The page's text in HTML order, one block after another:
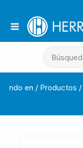
ndo en / Productos /